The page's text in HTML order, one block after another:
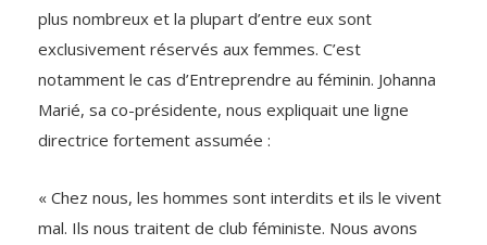
plus nombreux et la plupart d’entre eux sont
exclusivement réservés aux femmes. C’est
notamment le cas d’Entreprendre au féminin. Johanna
Marié, sa co-présidente, nous expliquait une ligne
directrice fortement assumée :
« Chez nous, les hommes sont interdits et ils le vivent
mal. Ils nous traitent de club féministe. Nous avons